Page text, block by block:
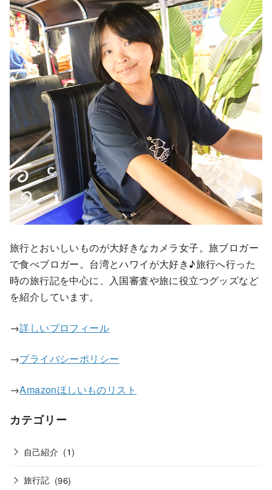
旅行とおいしいものが大好きなカメラ女子。旅ブロガー
で食べブロガー。台湾とハワイが大好き♪旅行へ行った
時の旅行記を中心に、入国審査や旅に役立つグッズなど
を紹介しています。
→詳しいプロフィール
→プライバシーポリシー
→Amazonほしいものリスト
カテゴリー
自己紹介 (1)
旅行記 (96)